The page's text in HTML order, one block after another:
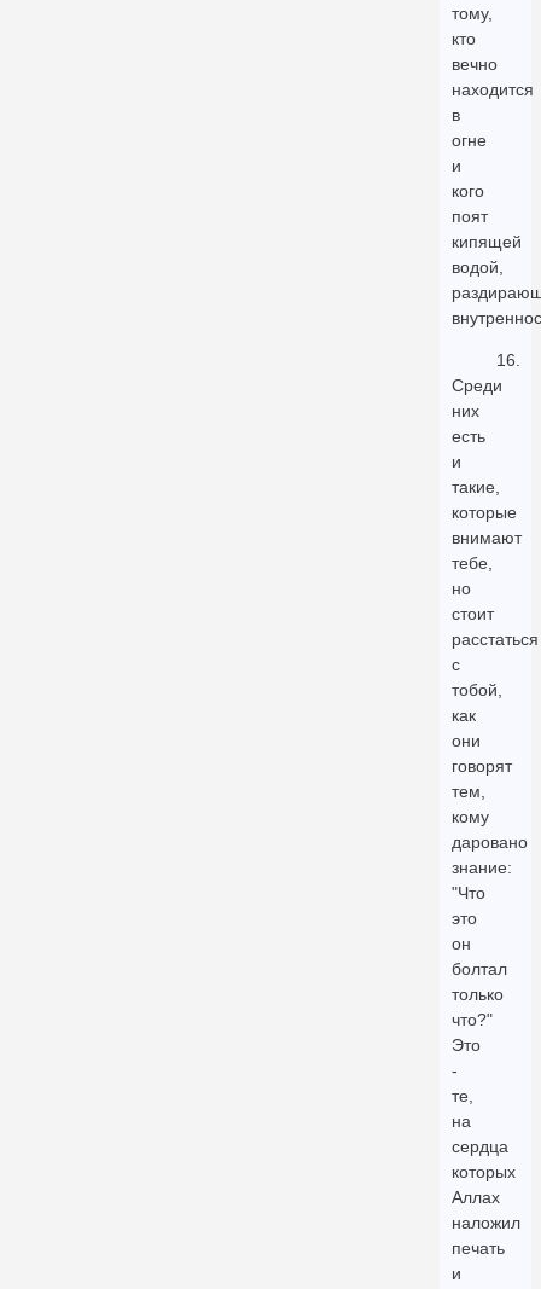
тому,
кто
вечно
находится
в
огне
и
кого
поят
кипящей
водой,
16.
Среди
них
есть
и
такие,
которые
внимают
тебе,
но
стоит
расстаться
с
тобой,
как
они
говорят
тем,
кому
даровано
знание:
"Что
это
он
болтал
только
что?"
Это
-
те,
на
сердца
которых
Аллах
наложил
печать
и